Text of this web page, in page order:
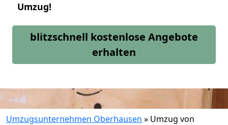
Umzug!
blitzschnell kostenlose Angebote
erhalten
Umzugsunternehmen Oberhausen » Umzug von